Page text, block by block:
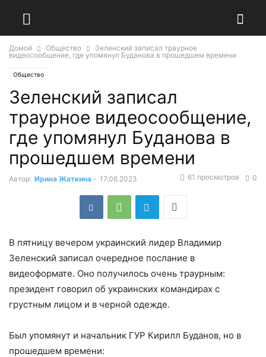
Домой Общество
Зеленский записал траурное
видеосообщение, где упомянул Буданова в прошедшем времени
Общество
Зеленский записал
траурное видеосообщение,
где упомянул Буданова в
прошедшем времени
Автор: Ирина Жаткина - 17.06.2023 0
61 просмотров
В пятницу вечером украинский лидер Владимир
Зеленский записал очередное послание в
видеоформате. Оно получилось очень траурным:
президент говорил об украинских командирах с
грустным лицом и в черной одежде.
Был упомянут и начальник ГУР Кирилл Буданов, но в
прошедшем времени: